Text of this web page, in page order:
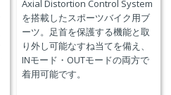
Axial Distortion Control System
を搭載したスポーツバイク用ブ
ーツ。足首を保護する機能と取
り外し可能なすね当てを備え、
INモード・OUTモードの両方で
着用可能です。